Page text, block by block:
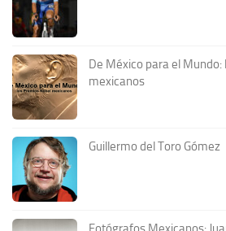
De México para el
mexicanos
Guillermo del Toro Gómez